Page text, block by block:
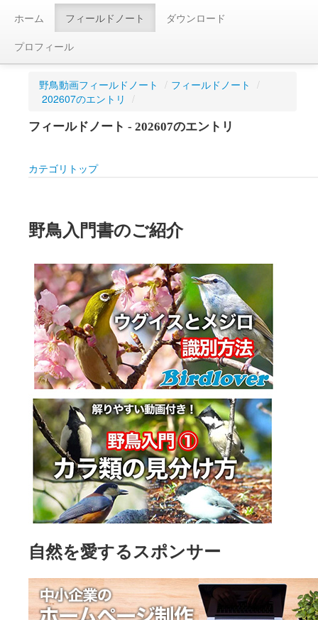
ホーム フィールドノート
ダウンロード
プロフィール
野鳥動画フィールドノート / フィールドノート /
202607のエントリ /
フィールドノート - 202607のエントリ
カテゴリトップ
野鳥入門書のご紹介
自然を愛するスポンサー